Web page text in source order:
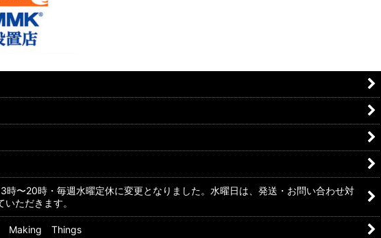
時〜20時・毎週水曜定休に変更となりました。水曜日は、発送・お問い合わせ対
ただきます。
Making Things